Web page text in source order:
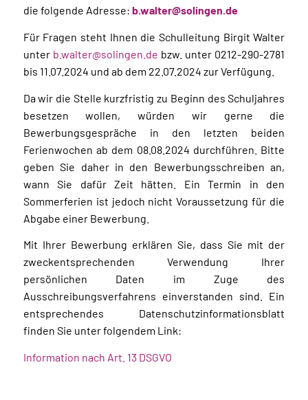
die folgende Adresse: b.walter@solingen.de
Für Fragen steht Ihnen die Schulleitung Birgit Walter
unter b.walter@solingen.de bzw. unter 0212-290-2781
bis 11.07.2024 und ab dem 22.07.2024 zur Verfügung.
Da wir die Stelle kurzfristig zu Beginn des Schuljahres
besetzen wollen, würden wir gerne die
Bewerbungsgespräche in den letzten beiden
Ferienwochen ab dem 08.08.2024 durchführen. Bitte
geben Sie daher in den Bewerbungsschreiben an,
wann Sie dafür Zeit hätten. Ein Termin in den
Sommerferien ist jedoch nicht Voraussetzung für die
Abgabe einer Bewerbung.
Mit Ihrer Bewerbung erklären Sie, dass Sie mit der
zweckentsprechenden Verwendung Ihrer
persönlichen Daten im Zuge des
Ausschreibungsverfahrens einverstanden sind. Ein
entsprechendes Datenschutzinformationsblatt
finden Sie unter folgendem Link:
Information nach Art. 13 DSGVO